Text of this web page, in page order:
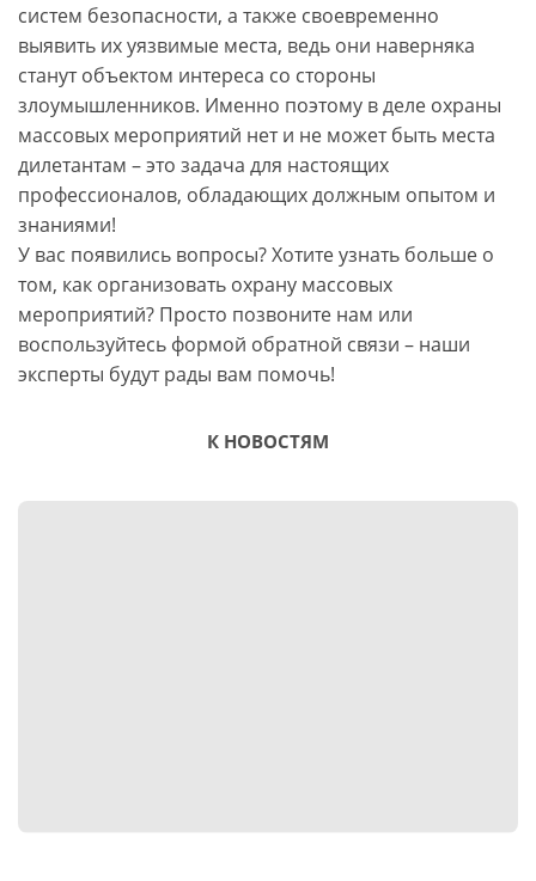
систем безопасности, а также своевременно
выявить их уязвимые места, ведь они наверняка
станут объектом интереса со стороны
злоумышленников. Именно поэтому в деле охраны
массовых мероприятий нет и не может быть места
дилетантам – это задача для настоящих
профессионалов, обладающих должным опытом и
знаниями!
У вас появились вопросы? Хотите узнать больше о
том, как организовать охрану массовых
мероприятий? Просто позвоните нам или
воспользуйтесь формой обратной связи – наши
эксперты будут рады вам помочь!
К НОВОСТЯМ